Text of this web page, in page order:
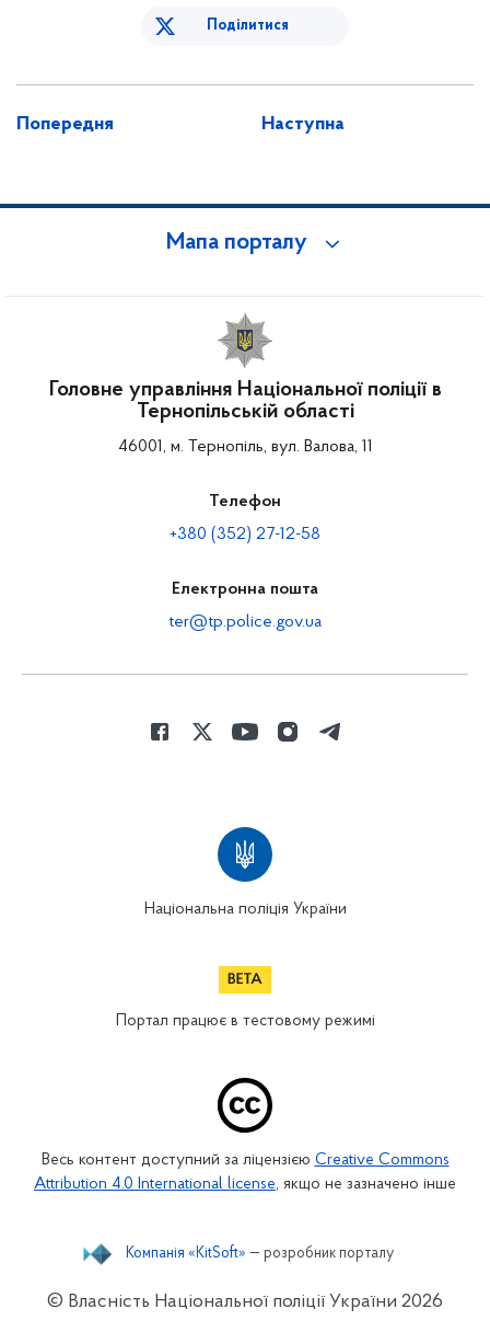
Поділитися
Попередня Наступна
Мапа порталу
Головне управління Національної поліції в
Тернопільській області
46001, м. Тернопіль, вул. Валова, 11
Телефон
+380 (352) 27-12-58
Електронна пошта
ter@tp.police.gov.ua
Національна поліція України
Портал працює в тестовому режимі
Весь контент доступний за ліцензією Creative Commons
Attribution 4.0 International license, якщо не зазначено інше
© Власність Національної поліції України 2026
Компанія «KitSoft» — розробник порталу